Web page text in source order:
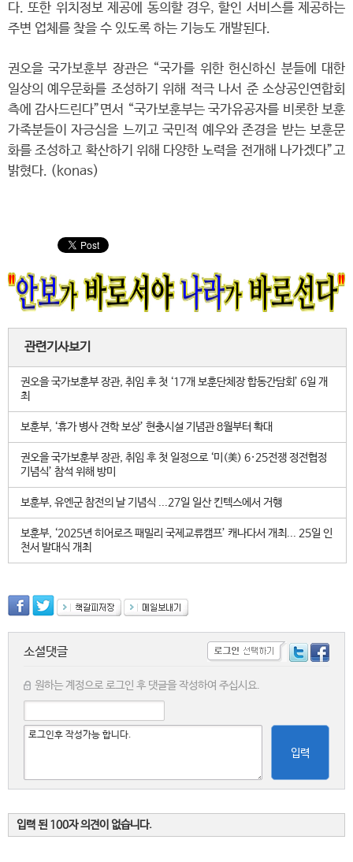
다. 또한 위치정보 제공에 동의할 경우, 할인 서비스를 제공하는
주변 업체를 찾을 수 있도록 하는 기능도 개발된다.
권오을 국가보훈부 장관은 “국가를 위한 헌신하신 분들에 대한
일상의 예우문화를 조성하기 위해 적극 나서 준 소상공인연합회
측에 감사드린다”면서 “국가보훈부는 국가유공자를 비롯한 보훈
가족분들이 자긍심을 느끼고 국민적 예우와 존경을 받는 보훈문
화를 조성하고 확산하기 위해 다양한 노력을 전개해 나가겠다”고
밝혔다. (konas)
관련기사보기
권오을 국가보훈부 장관, 취임 후 첫 ‘17개 보훈단체장 합동간담회’ 6일 개
최
보훈부, ‘휴가 병사 견학 보상’ 현충시설 기념관 8월부터 확대
권오을 국가보훈부 장관, 취임 후 첫 일정으로 ‘미(美) 6·25전쟁 정전협정
기념식’ 참석 위해 방미
보훈부, 유엔군 참전의 날 기념식 ...27일 일산 킨텍스에서 거행
보훈부, ‘2025년 히어로즈 패밀리 국제교류캠프’ 캐나다서 개최... 25일 인
천서 발대식 개최
소셜댓글
원하는 계정으로 로그인 후 댓글을 작성하여 주십시요.
입력
입력 된 100자 의견이 없습니다.